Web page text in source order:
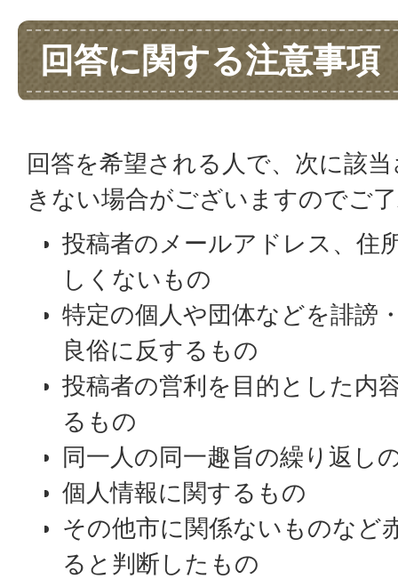
回答に関する注意事項
回答を希望される人で、次に該
きない場合がございますのでご
投稿者のメールアドレス、住
しくないもの
特定の個人や団体などを誹謗
良俗に反するもの
投稿者の営利を目的とした内
るもの
同一人の同一趣旨の繰り返し
個人情報に関するもの
その他市に関係ないものなど
ると判断したもの